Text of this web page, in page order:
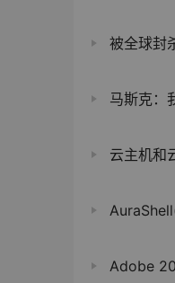
被全球封
马斯克：
云主机和
Adobe